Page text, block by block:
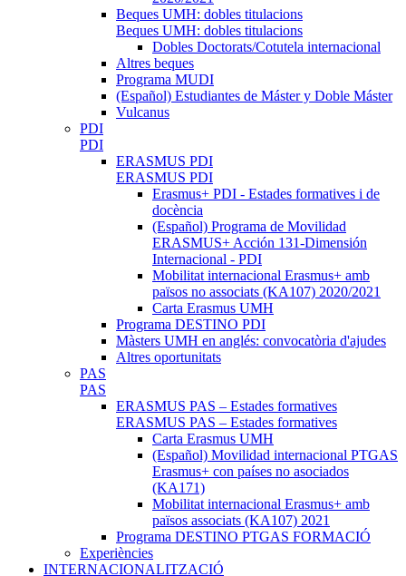
Beques UMH: dobles titulacions
Beques UMH: dobles titulacions
Dobles Doctorats/Cotutela internacional
Altres beques
Programa MUDI
(Español) Estudiantes de Máster y Doble Máster
Vulcanus
PDI
PDI
ERASMUS PDI
ERASMUS PDI
Erasmus+ PDI - Estades formatives i de
docència
(Español) Programa de Movilidad
ERASMUS+ Acción 131-Dimensión
Internacional - PDI
Mobilitat internacional Erasmus+ amb
països no associats (KA107) 2020/2021
Carta Erasmus UMH
Programa DESTINO PDI
Màsters UMH en anglés: convocatòria d'ajudes
Altres oportunitats
PAS
PAS
ERASMUS PAS – Estades formatives
ERASMUS PAS – Estades formatives
Carta Erasmus UMH
(Español) Movilidad internacional PTGAS
Erasmus+ con países no asociados
(KA171)
Mobilitat internacional Erasmus+ amb
països associats (KA107) 2021
Programa DESTINO PTGAS FORMACIÓ
Experiències
INTERNACIONALITZACIÓ